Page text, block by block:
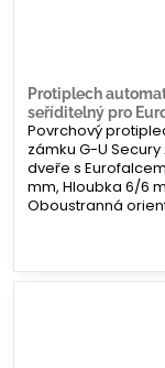
Protiplech
seříditelný pro
Povrchový
zámku G-U
dveře s
mm, Hloubka 6/6
Oboustranná